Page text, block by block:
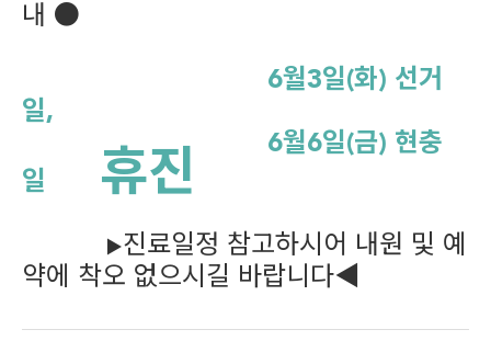
내 ●
6월3일(화) 선거
일,
6월6일(금) 현충
일 휴진
▶진료일정 참고하시어 내원 및 예
약에 착오 없으시길 바랍니다◀